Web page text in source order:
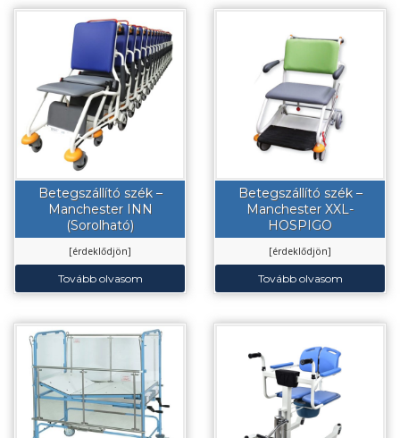
Betegszállító szék –
Manchester INN
(Sorolható)
[érdeklődjön]
Tovább olvasom
Betegszállító szék –
Manchester XXL-
HOSPIGO
[érdeklődjön]
Tovább olvasom